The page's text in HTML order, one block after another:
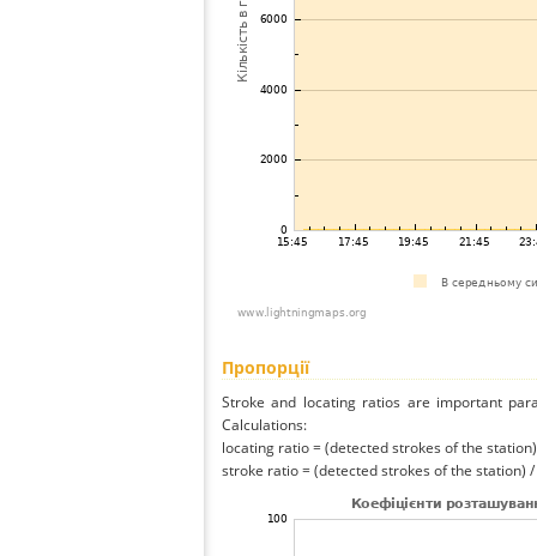
Пропорції
Stroke and locating ratios are important
Calculations:
locating ratio = (detected strokes of the
stroke ratio = (detected strokes of the station)